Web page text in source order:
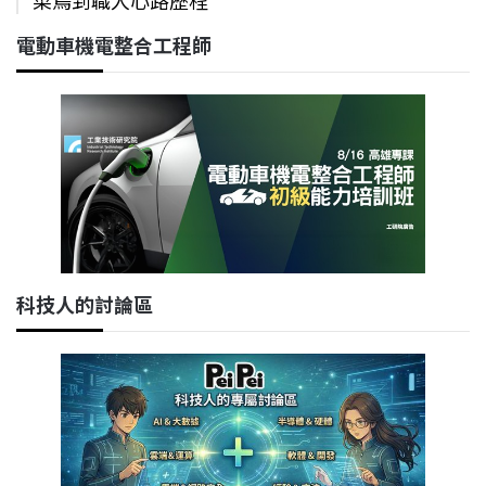
電動車機電整合工程師
科技人的討論區